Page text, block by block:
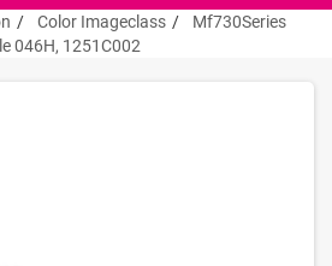
Color Imageclass
Mf730Series
046H, 1251C002